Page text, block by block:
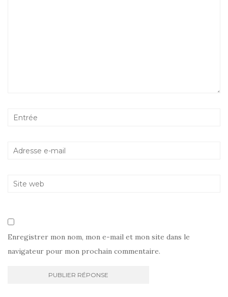
Enregistrer mon nom, mon e-mail et mon site dans le
navigateur pour mon prochain commentaire.